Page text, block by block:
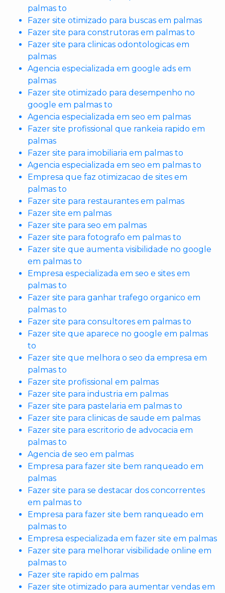
palmas to
Fazer site otimizado para buscas em palmas
Fazer site para construtoras em palmas to
Fazer site para clinicas odontologicas em
palmas
Agencia especializada em google ads em
palmas
Fazer site otimizado para desempenho no
google em palmas to
Agencia especializada em seo em palmas
Fazer site profissional que rankeia rapido em
palmas
Fazer site para imobiliaria em palmas to
Agencia especializada em seo em palmas to
Empresa que faz otimizacao de sites em
palmas to
Fazer site para restaurantes em palmas
Fazer site em palmas
Fazer site para seo em palmas
Fazer site para fotografo em palmas to
Fazer site que aumenta visibilidade no google
em palmas to
Empresa especializada em seo e sites em
palmas to
Fazer site para ganhar trafego organico em
palmas to
Fazer site para consultores em palmas to
Fazer site que aparece no google em palmas
to
Fazer site que melhora o seo da empresa em
palmas to
Fazer site profissional em palmas
Fazer site para industria em palmas
Fazer site para pastelaria em palmas to
Fazer site para clinicas de saude em palmas
Fazer site para escritorio de advocacia em
palmas to
Agencia de seo em palmas
Empresa para fazer site bem ranqueado em
palmas
Fazer site para se destacar dos concorrentes
em palmas to
Empresa para fazer site bem ranqueado em
palmas to
Empresa especializada em fazer site em palmas
Fazer site para melhorar visibilidade online em
palmas to
Fazer site rapido em palmas
Fazer site otimizado para aumentar vendas em